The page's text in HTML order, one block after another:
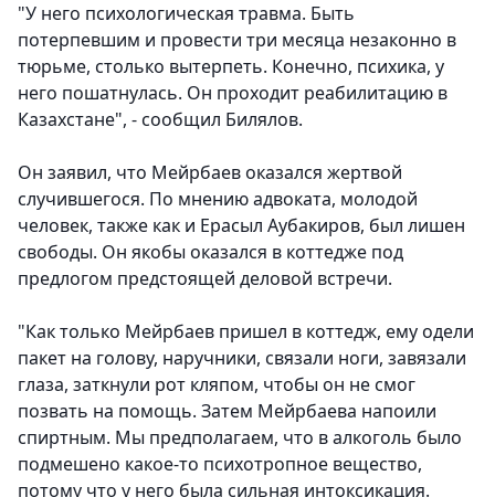
"У него психологическая травма. Быть
потерпевшим и провести три месяца незаконно в
тюрьме, столько вытерпеть. Конечно, психика, у
него пошатнулась. Он проходит реабилитацию в
Казахстане", - сообщил Билялов.
Он заявил, что Мейрбаев оказался жертвой
случившегося. По мнению адвоката, молодой
человек, также как и Ерасыл Аубакиров, был лишен
свободы. Он якобы оказался в коттедже под
предлогом предстоящей деловой встречи.
"Как только Мейрбаев пришел в коттедж, ему одели
пакет на голову, наручники, связали ноги, завязали
глаза, заткнули рот кляпом, чтобы он не смог
позвать на помощь. Затем Мейрбаева напоили
спиртным. Мы предполагаем, что в алкоголь было
подмешено какое-то психотропное вещество,
потому что у него была сильная интоксикация.